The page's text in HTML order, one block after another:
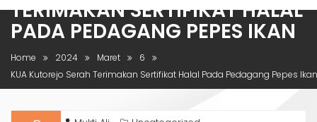
TERIMAKAN SERTIFIKAT HALAL
PADA PEDAGANG PEPES IKAN
Home 2024 Maret
6
KUA Kutorejo Serah Terimakan Sertifikat Halal Pada Pedagang Pepes Ikan